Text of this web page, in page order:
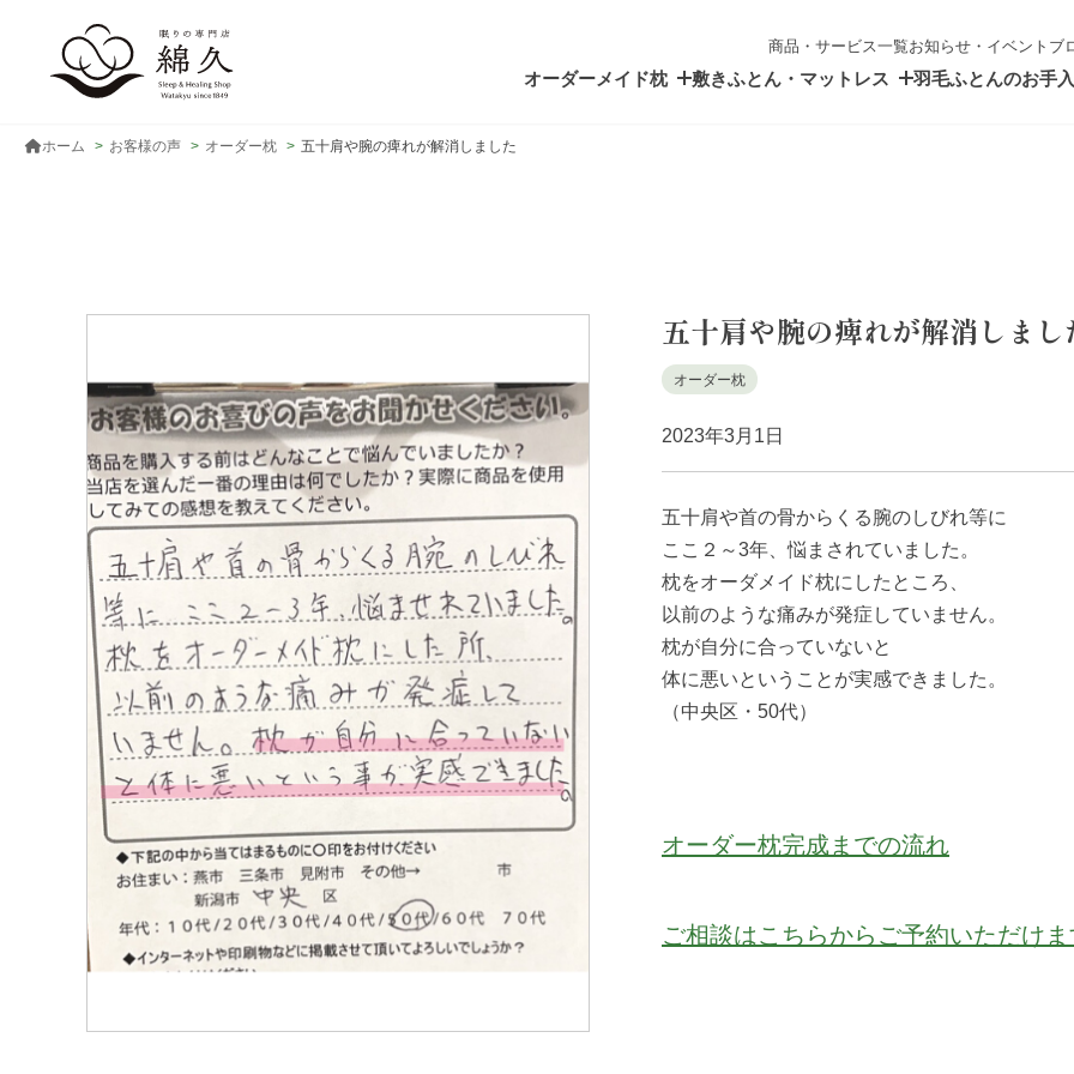
商品・サービス一覧お知らせ・イベント ブ
オーダーメイド枕 敷きふとん・マットレス 羽毛ふとんのお手
ホーム お客様の声 オーダー枕 五十肩や腕の痺れが解消しました
五十肩や腕の痺れが解消しまし
オーダー枕
2023年3月1日
五十肩や首の骨からくる腕のしびれ等に
ここ２～3年、悩まされていました。
枕をオーダメイド枕にしたところ、
以前のような痛みが発症していません。
枕が自分に合っていないと
体に悪いということが実感できました。
（中央区・50代）
オーダー枕完成までの流れ
ご相談はこちらからご予約いただけ